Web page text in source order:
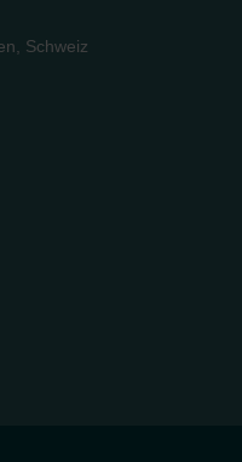
Schweiz